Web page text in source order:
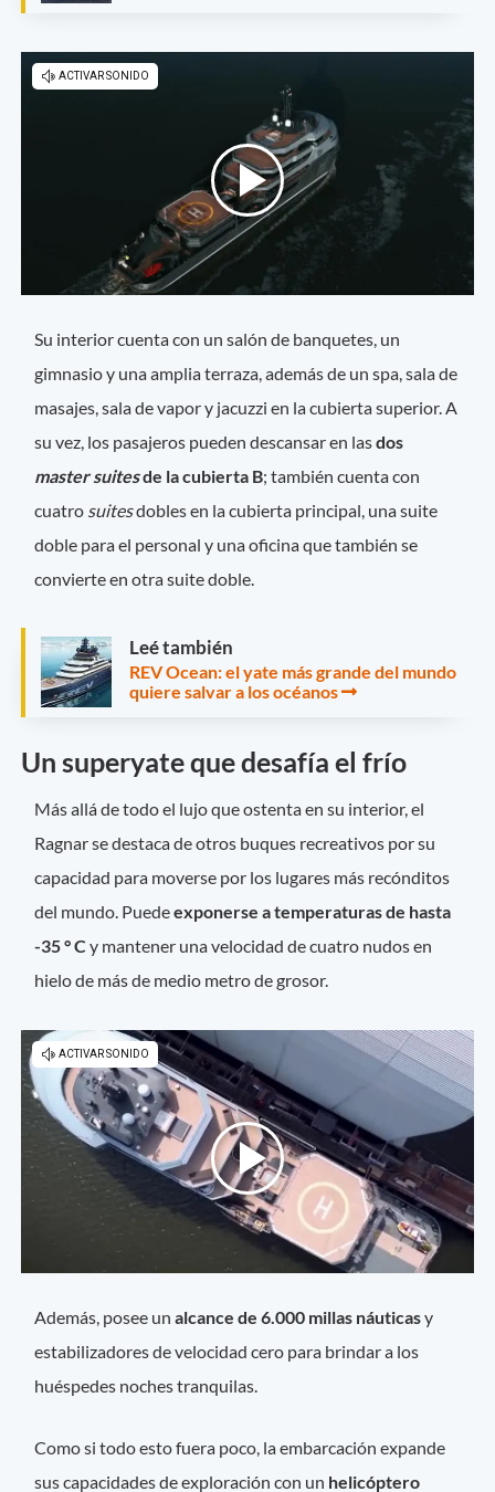
Su interior cuenta con un salón de banquetes, un
gimnasio y una amplia terraza, además de un spa, sala de
masajes, sala de vapor y jacuzzi en la cubierta superior. A
su vez, los pasajeros pueden descansar en lasdos
master suitesde la cubierta B; también cuenta con
cuatro suitesdobles en la cubierta principal, una suite
doble para el personal y una oficina que también se
convierte en otra suite doble.
Leé también
REV Ocean: el yate más grande del mundo
quiere salvar a los océanos
Un superyate que desafía el frío
Más allá de todo el lujo que ostenta en su interior, el
Ragnar se destaca de otros buques recreativos por su
capacidad para moverse por los lugares más recónditos
del mundo. Puedeexponerse a temperaturas de hasta
-35 ° C y mantener una velocidad de cuatro nudos en
hielo de más de medio metro de grosor.
Además, posee unalcance de 6.000 millas náuticasy
estabilizadores de velocidad cero para brindar a los
huéspedes noches tranquilas.
Como si todo esto fuera poco, la embarcación expande
sus capacidades de exploración con un helicóptero